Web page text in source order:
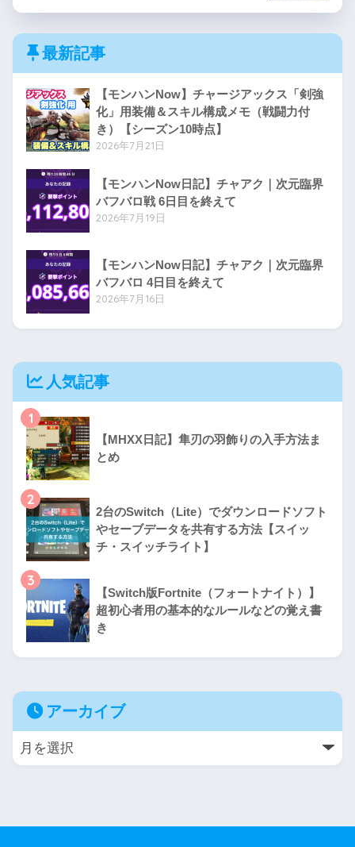
最新記事
【モンハンNow】チャージアックス「剣強
化」用装備＆スキル構成メモ（戦闘力付
き）【シーズン10時点】
2026年7月21日
【モンハンNow日記】チャアク｜次元臨界
バフバロ戦 6日目を終えて
2026年7月19日
【モンハンNow日記】チャアク｜次元臨界
バフバロ 4日目を終えて
2026年7月16日
人気記事
1
【MHXX日記】隼刃の羽飾りの入手方法ま
とめ
2
2台のSwitch（Lite）でダウンロードソフト
やセーブデータを共有する方法【スイッ
チ・スイッチライト】
3
【Switch版Fortnite（フォートナイト）】
超初心者用の基本的なルールなどの覚え書
き
アーカイブ